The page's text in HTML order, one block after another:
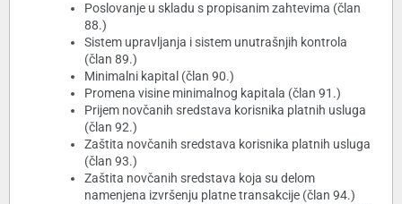
Poslovanje u skladu s propisanim zahtevima (član
88.)
Sistem upravljanja i sistem unutrašnjih kontrola
(član 89.)
Minimalni kapital (član 90.)
Promena visine minimalnog kapitala (član 91.)
Prijem novčanih sredstava korisnika platnih usluga
(član 92.)
Zaštita novčanih sredstava korisnika platnih usluga
(član 93.)
Zaštita novčanih sredstava koja su delom
namenjena izvršenju platne transakcije (član 94.)